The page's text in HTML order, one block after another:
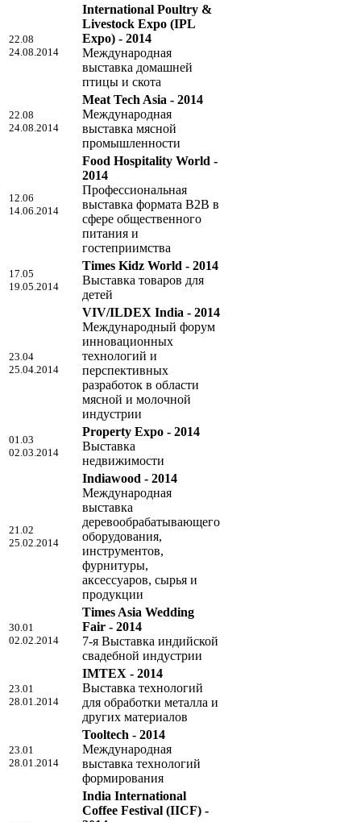
22.08
24.08.2014
International Poultry &
Livestock Expo (IPL
Expo) - 2014
Международная
выставка домашней
птицы и скота
22.08
24.08.2014
Meat Tech Asia - 2014
Международная
выставка мясной
промышленности
12.06
14.06.2014
Food Hospitality World -
2014
Профессиональная
выставка формата B2B в
сфере общественного
питания и
гостеприимства
17.05
19.05.2014
Times Kidz World - 2014
Выставка товаров для
детей
23.04
25.04.2014
VIV/ILDEX India - 2014
Международный форум
инновационных
технологий и
перспективных
разработок в области
мясной и молочной
индустрии
01.03
02.03.2014
Property Expo - 2014
Выставка
недвижимости
21.02
25.02.2014
Indiawood - 2014
Международная
выставка
деревообрабатывающего
оборудования,
инструментов,
фурнитуры,
аксессуаров, сырья и
продукции
30.01
02.02.2014
Times Asia Wedding
Fair - 2014
7-я Выставка индийской
свадебной индустрии
23.01
28.01.2014
IMTEX - 2014
Выставка технологий
для обработки металла и
других материалов
23.01
28.01.2014
Tooltech - 2014
Международная
выставка технологий
формирования
India International
Coffee Festival (IICF) -